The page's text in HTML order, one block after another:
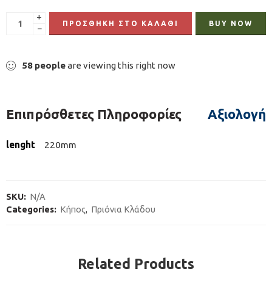
+
−
ΠΡΟΣΘΉΚΗ ΣΤΟ ΚΑΛΆΘΙ BUY NOW
58 peopleare viewing this right now
Επιπρόσθετες Πληροφορίες
lenght 220mm
SKU: N/A
Categories: Κήπος, Πριόνια Κλάδου
Related Products